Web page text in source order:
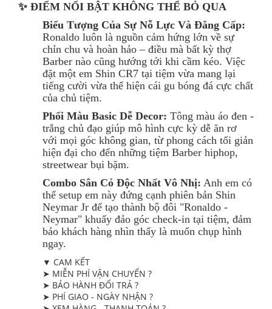
✨ ĐIỂM NỔI BẬT KHÔNG THỂ BỎ QUA
Biểu Tượng Của Sự Nỗ Lực Và Đẳng Cấp:
Ronaldo luôn là nguồn cảm hứng lớn về sự
chỉn chu và hoàn hảo – điều mà bất kỳ thợ
Barber nào cũng hướng tới khi cầm kéo. Việc
đặt một em Shin CR7 tại tiệm vừa mang lại
tiếng cười vừa thể hiện cái gu bóng đá cực chất
của chủ tiệm.
Phối Màu Basic Dễ Decor: Tông màu áo đen -
trắng chủ đạo giúp mô hình cực kỳ dễ ăn rơ
với mọi góc không gian, từ phong cách tối giản
hiện đại cho đến những tiệm Barber hiphop,
streetwear bụi bặm.
Combo Sân Cỏ Độc Nhất Vô Nhị: Anh em có
thể setup em này đứng cạnh phiên bản Shin
Neymar Jr để tạo thành bộ đôi "Ronaldo -
Neymar" khuấy đảo góc check-in tại tiệm, đảm
bảo khách hàng nhìn thấy là muốn chụp hình
ngay.
▼ CAM KẾT
➤ MIỄN PHÍ VẬN CHUYỂN ?
➤ BẢO HÀNH ĐỔI TRẢ ?
➤ PHÍ GIAO - NGÀY NHẬN ?